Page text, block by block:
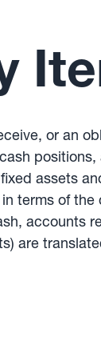
or an
assets
terms of
accounts
are